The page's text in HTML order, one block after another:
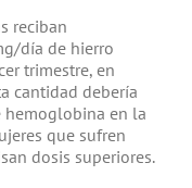
reciban
día de hierro
trimestre, en
cantidad debería
hemoglobina en la
que sufren
dosis superiores.